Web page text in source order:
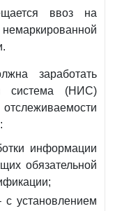
ввоз на
заработать
система (НИС)
информации
обязательной
установлением